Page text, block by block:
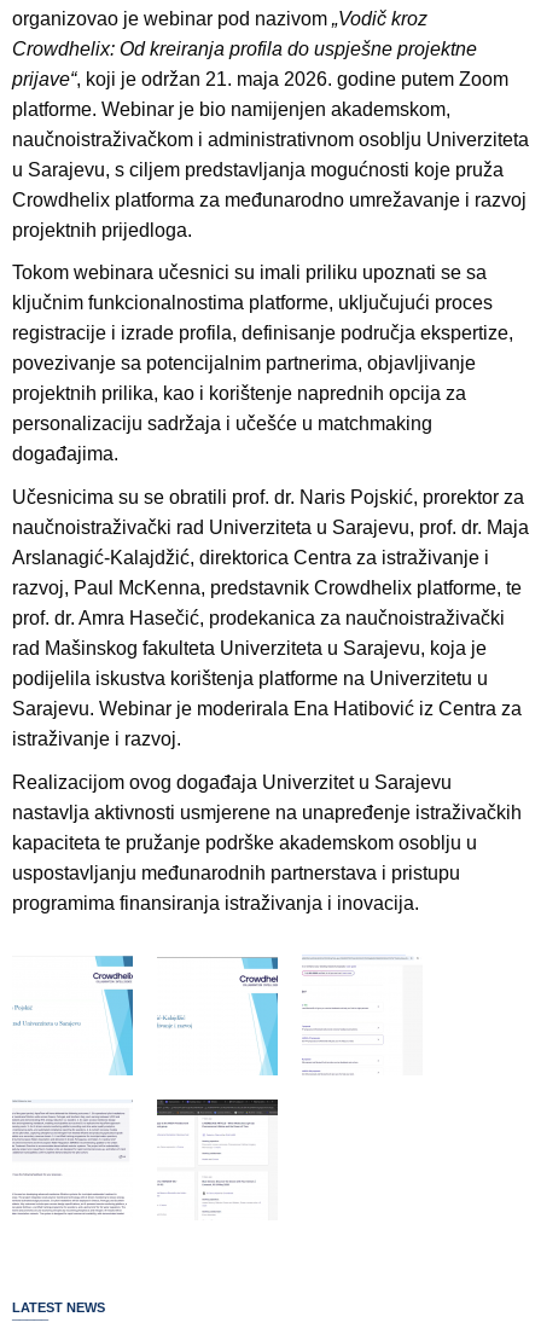
organizovao je webinar pod nazivom „Vodič kroz
Crowdhelix: Od kreiranja profila do uspješne projektne
prijave“, koji je održan 21. maja 2026. godine putem Zoom
platforme. Webinar je bio namijenjen akademskom,
naučnoistraživačkom i administrativnom osoblju Univerziteta
u Sarajevu, s ciljem predstavljanja mogućnosti koje pruža
Crowdhelix platforma za međunarodno umrežavanje i razvoj
projektnih prijedloga.
Tokom webinara učesnici su imali priliku upoznati se sa
ključnim funkcionalnostima platforme, uključujući proces
registracije i izrade profila, definisanje područja ekspertize,
povezivanje sa potencijalnim partnerima, objavljivanje
projektnih prilika, kao i korištenje naprednih opcija za
personalizaciju sadržaja i učešće u matchmaking
događajima.
Učesnicima su se obratili prof. dr. Naris Pojskić, prorektor za
naučnoistraživački rad Univerziteta u Sarajevu, prof. dr. Maja
Arslanagić-Kalajdžić, direktorica Centra za istraživanje i
razvoj, Paul McKenna, predstavnik Crowdhelix platforme, te
prof. dr. Amra Hasečić, prodekanica za naučnoistraživački
rad Mašinskog fakulteta Univerziteta u Sarajevu, koja je
podijelila iskustva korištenja platforme na Univerzitetu u
Sarajevu. Webinar je moderirala Ena Hatibović iz Centra za
istraživanje i razvoj.
Realizacijom ovog događaja Univerzitet u Sarajevu
nastavlja aktivnosti usmjerene na unapređenje istraživačkih
kapaciteta te pružanje podrške akademskom osoblju u
uspostavljanju međunarodnih partnerstava i pristupu
programima finansiranja istraživanja i inovacija.
LATEST NEWS